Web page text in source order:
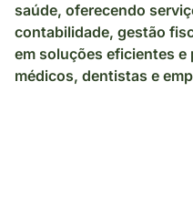
saúde, oferecendo
contabilidade, gestão
em soluções eficientes e
médicos, dentistas e